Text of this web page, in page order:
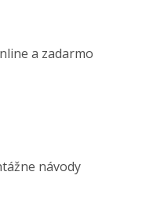
a zadarmo
návody